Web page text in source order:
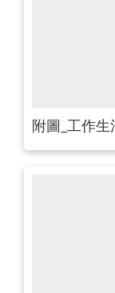
附圖_工作